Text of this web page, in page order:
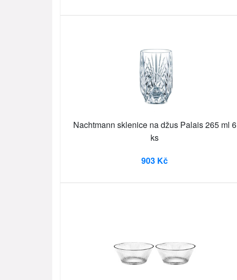
Nachtmann sklenice na džus Palais 265 ml 6
ks
903 Kč